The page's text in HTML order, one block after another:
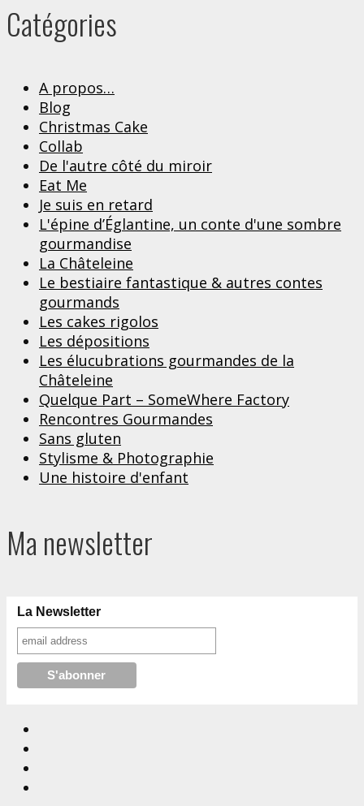
Catégories
A propos…
Blog
Christmas Cake
Collab
De l'autre côté du miroir
Eat Me
Je suis en retard
L'épine d’Églantine, un conte d'une sombre
gourmandise
La Châteleine
Le bestiaire fantastique & autres contes
gourmands
Les cakes rigolos
Les dépositions
Les élucubrations gourmandes de la
Châteleine
Quelque Part – SomeWhere Factory
Rencontres Gourmandes
Sans gluten
Stylisme & Photographie
Une histoire d'enfant
Ma newsletter
La Newsletter